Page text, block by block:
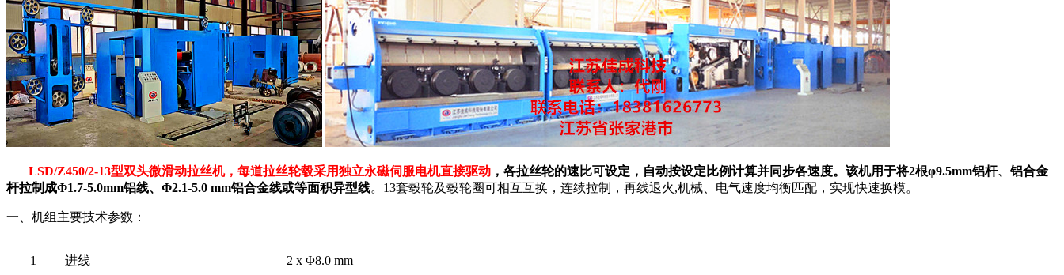
LSD/Z450/2-13型双头微滑动拉丝机，每道拉丝轮毂采用独立永磁伺服电机直接驱动 ，各拉丝轮的速比可设定，自动按设定比例计算并同步各速度。该机用于将2根φ9.5mm铝杆、铝合金
杆拉制成Φ1.7-5.0mm铝线、 Φ2.1-5.0 mm铝合金线或等面积异型线。13套毂轮及毂轮圈可相互互换，连续拉制，再线退火,机械、电气速度均衡匹配，实现快速换模。
一、机组主要技术参数：
1 进线 2 x Φ8.0 mm